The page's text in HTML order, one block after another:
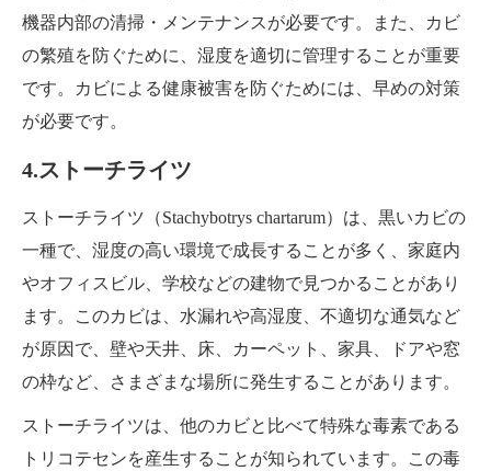
機器内部の清掃・メンテナンスが必要です。また、カビ
の繁殖を防ぐために、湿度を適切に管理することが重要
です。カビによる健康被害を防ぐためには、早めの対策
が必要です。
4.ストーチライツ
ストーチライツ（Stachybotrys chartarum）は、黒いカビの
一種で、湿度の高い環境で成長することが多く、家庭内
やオフィスビル、学校などの建物で見つかることがあり
ます。このカビは、水漏れや高湿度、不適切な通気など
が原因で、壁や天井、床、カーペット、家具、ドアや窓
の枠など、さまざまな場所に発生することがあります。
ストーチライツは、他のカビと比べて特殊な毒素である
トリコテセンを産生することが知られています。この毒